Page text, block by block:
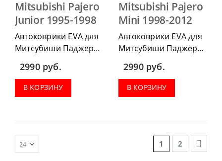
Mitsubishi Pajero
Junior 1995-1998
Автоковрики EVA для
Митсубиши Паджеро
г.в. можно
приобрести в
комплектации:
багажник.
2990 руб.
В КОРЗИНУ
Mitsubishi Pajero
Mini 1998-2012
Автоковрики EVA для
Митсубиши Паджеро
можно приобрести в
комплектации:
водительский коврик,
2990 руб.
В КОРЗИНУ
1 2